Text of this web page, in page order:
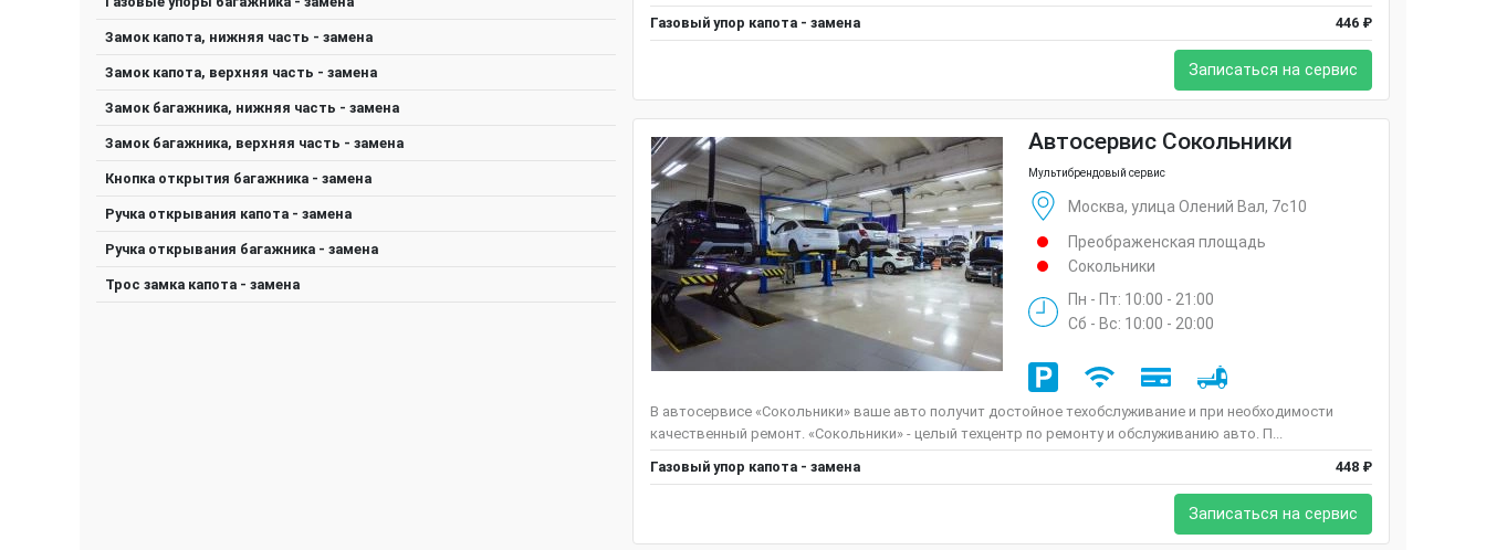
Замок капота, нижняя часть - замена
Замок капота, верхняя часть - замена
Замок багажника, нижняя часть - замена
Замок багажника, верхняя часть - замена
Кнопка открытия багажника - замена
Ручка открывания капота - замена
Ручка открывания багажника - замена
Трос замка капота - замена
Газовый упор капота - замена
446 ₽
Записаться на сервис
Автосервис Сокольники
Мультибрендовый сервис
Москва, улица Олений Вал, 7с10
Преображенская площадь
Сокольники
Пн - Пт: 10:00 - 21:00
Сб - Вс: 10:00 - 20:00
В автосервисе «Сокольники» ваше авто получит достойное техобслуживание и при необходимости
качественный ремонт. «Сокольники» - целый техцентр по ремонту и обслуживанию авто. П...
Газовый упор капота - замена
448 ₽
Записаться на сервис